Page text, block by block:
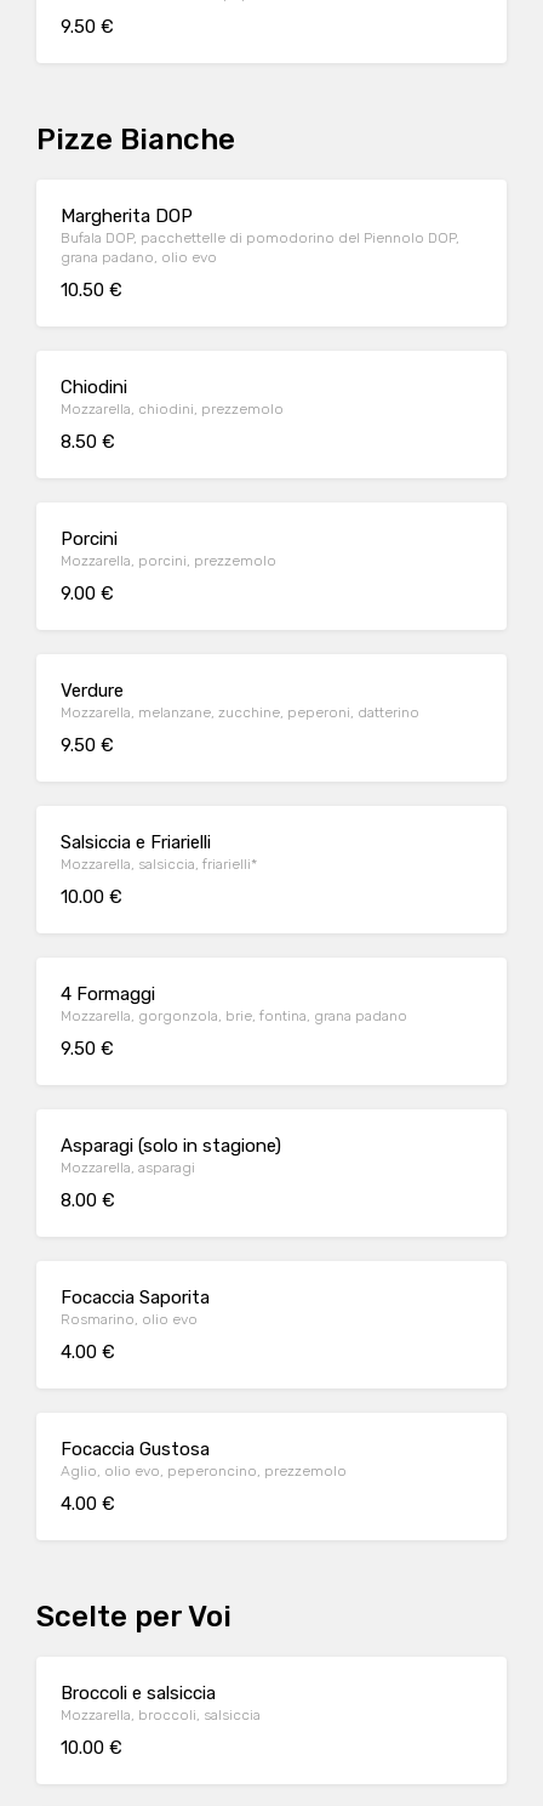
9.50 €
Pizze Bianche
Margherita DOP
Bufala DOP, pacchettelle di pomodorino del Piennolo DOP,
grana padano, olio evo
10.50 €
Chiodini
Mozzarella, chiodini, prezzemolo
8.50 €
Porcini
Mozzarella, porcini, prezzemolo
9.00 €
Verdure
Mozzarella, melanzane, zucchine, peperoni, datterino
9.50 €
Salsiccia e Friarielli
Mozzarella, salsiccia, friarielli*
10.00 €
4 Formaggi
Mozzarella, gorgonzola, brie, fontina, grana padano
9.50 €
Asparagi (solo in stagione)
Mozzarella, asparagi
8.00 €
Focaccia Saporita
Rosmarino, olio evo
4.00 €
Focaccia Gustosa
Aglio, olio evo, peperoncino, prezzemolo
4.00 €
Scelte per Voi
Broccoli e salsiccia
Mozzarella, broccoli, salsiccia
10.00 €